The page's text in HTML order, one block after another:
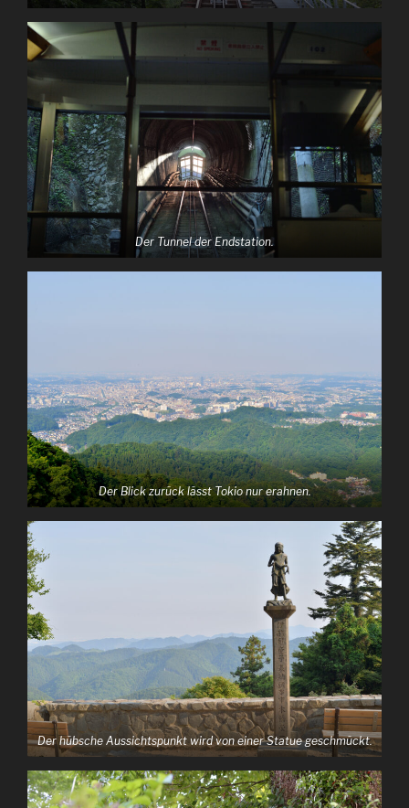
Der Tunnel der Endstation.
Der Blick zurück lässt Tokio nur erahnen.
Der hübsche Aussichtspunkt wird von einer Statue geschmückt.